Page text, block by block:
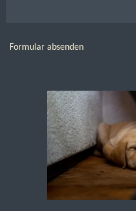
Formular absenden